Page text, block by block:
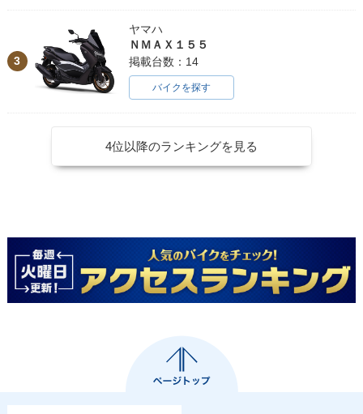
3
ヤマハ
ＮＭＡＸ１５５
掲載台数：14
バイクを探す
4位以降のランキングを見る